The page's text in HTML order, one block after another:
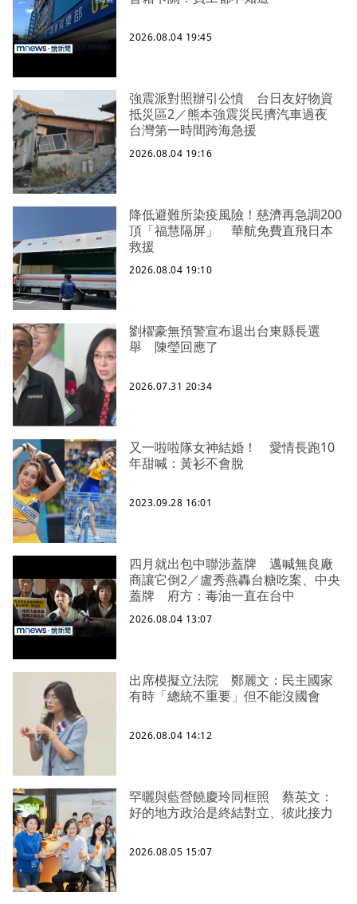
2026.08.04 19:45
強震派對照辦引公憤 台日友好物資
抵災區2／熊本強震災民擠汽車過夜
台灣第一時間跨海急援
2026.08.04 19:16
降低避難所染疫風險！慈濟再急調200
頂「福慧隔屏」 華航免費直飛日本
救援
2026.08.04 19:10
劉櫂豪無預警宣布退出台東縣長選
舉 陳瑩回應了
2026.07.31 20:34
又一啦啦隊女神結婚！ 愛情長跑10
年甜喊：黃衫不會脫
2023.09.28 16:01
四月就出包中聯涉蓋牌 邁喊無良廠
商讓它倒2／盧秀燕轟台糖吃案、中央
蓋牌 府方：毒油一直在台中
2026.08.04 13:07
出席模擬立法院 鄭麗文：民主國家
有時「總統不重要」但不能沒國會
2026.08.04 14:12
罕曬與藍營饒慶玲同框照 蔡英文：
好的地方政治是終結對立、彼此接力
2026.08.05 15:07